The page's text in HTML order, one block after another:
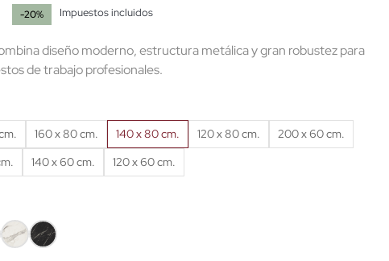
-20% Impuestos incluidos
diseño moderno, estructura metálica y gran robustez para
de trabajo profesionales.
160 x 80 cm. 140 x 80 cm. 120 x 80 cm.
200 x 60 cm.
140 x 60 cm. 120 x 60 cm.
Mármol
blanco
Mármol
negro